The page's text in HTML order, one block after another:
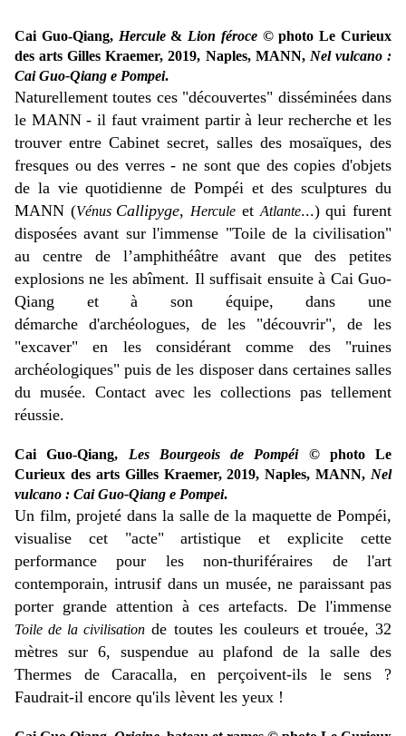
Cai Guo-Qiang, Hercule& Lion féroce© photo Le Curieux
des arts Gilles Kraemer, 2019, Naples, MANN, Nel vulcano :
Cai Guo-Qiang e Pompei.
Naturellement toutes ces "découvertes" disséminées dans
le MANN - il faut vraiment partir à leur recherche et les
trouver entre Cabinet secret, salles des mosaïques, des
fresques ou des verres - ne sont que des copies d'objets
de la vie quotidienne de Pompéi et des sculptures du
MANN (Vénus Callipyge,Hercule etAtlante...) qui furent
disposées avant sur l'immense "Toile de la civilisation"
au centre de l’amphithéâtre avant que des petites
explosions ne les abîment. Il suffisait ensuite à Cai Guo-
Qiang et à son équipe, dans une
démarche d'archéologues, de les "découvrir", de les
"excaver" en les considérant comme des "ruines
archéologiques" puis de les disposer dans certaines salles
du musée. Contact avec les collections pas tellement
réussie.
Cai Guo-Qiang, Les Bourgeois de Pompéi© photo Le
Curieux des arts Gilles Kraemer, 2019, Naples, MANN, Nel
vulcano : Cai Guo-Qiang e Pompei.
Un film, projeté dans la salle de la maquette de Pompéi,
visualise cet "acte" artistique et explicite cette
performance pour les non-thuriféraires de l'art
contemporain, intrusif dans un musée, ne paraissant pas
porter grande attention à ces artefacts. De l'immense
Toile de la civilisation de toutes les couleurs et trouée, 32
mètres sur 6, suspendue au plafond de la salle des
Thermes de Caracalla, en perçoivent-ils le sens ?
Faudrait-il encore qu'ils lèvent les yeux !